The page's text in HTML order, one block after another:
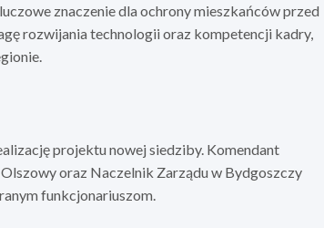
znaczenie dla ochrony mieszkańców przed
rozwijania technologii oraz kompetencji kadry,
projektu nowej siedziby. Komendant
oraz Naczelnik Zarządu w Bydgoszczy
funkcjonariuszom.